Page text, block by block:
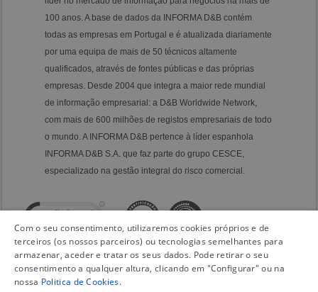
100 anos. A base de dados da INFORMA D&B contém
todas as empresas em Portugal e é atualizada diariamente
por uma equipa de mais de 50 técnicos altamente
qualificados, através de fontes públicas e das próprias
empresas. Desde 2004 que integra a maior rede mundial
de informação empresarial: a D&B Worldwide Network,
com mais de 600 milhões de registos empresariais de todo
o mundo. A INFORMA D&B pertence à líder espanhola
INFORMA D&B S.A. que faz parte do grupo CESCE,
especializado na gestão integral do risco comercial.
Com o seu consentimento, utilizaremos cookies próprios e de
terceiros (os nossos parceiros) ou tecnologias semelhantes para
armazenar, aceder e tratar os seus dados. Pode retirar o seu
consentimento a qualquer altura, clicando em "Configurar" ou na
nossa Politica de Cookies.